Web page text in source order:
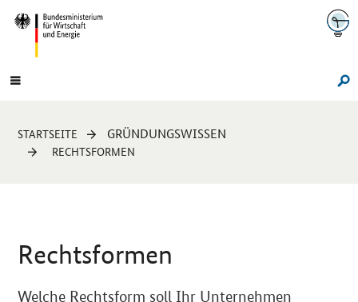
Navigation
Hauptmenü
Sie
sind
STARTSEITE GRÜNDUNGSWISSEN
RECHTSFORMEN
Navigation
Rechtsformen
Welche Rechtsform soll Ihr Unternehmen